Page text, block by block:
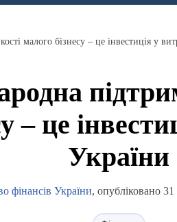
малого бізнесу – це інвестиція у
– це
України
фінансів України, опубліковано